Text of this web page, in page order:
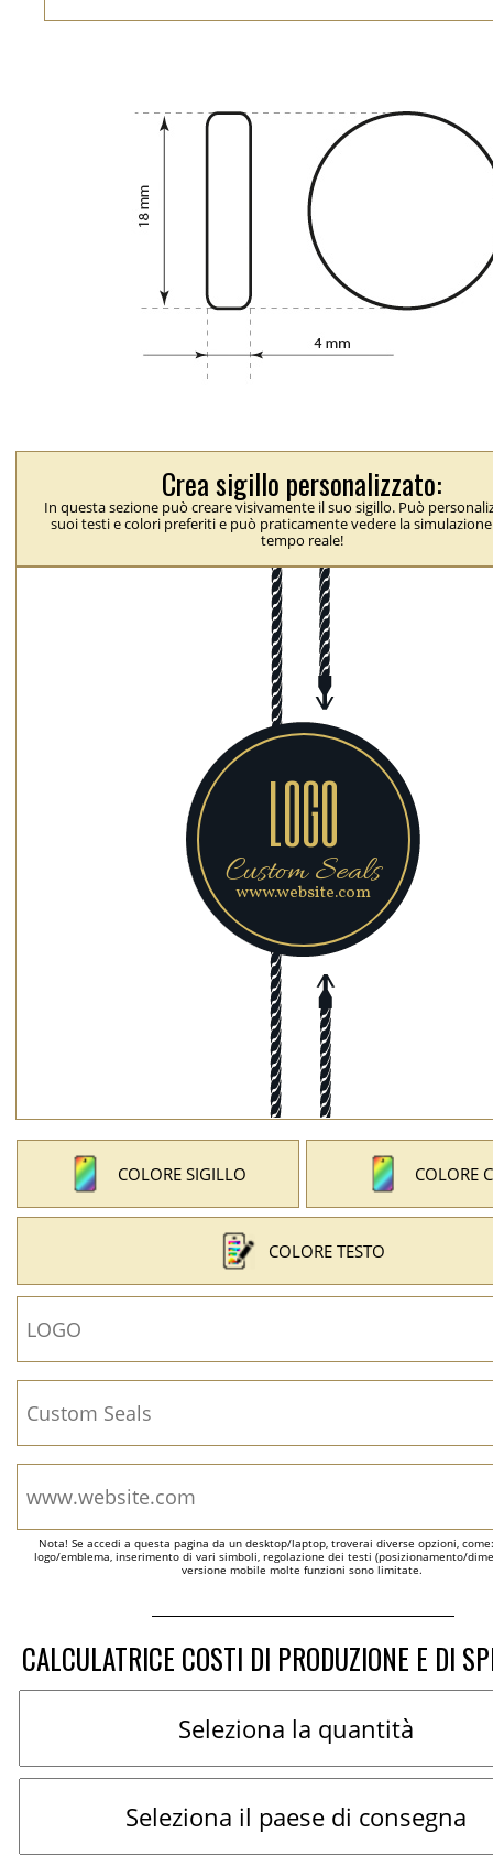
Crea sigillo personalizzato:
In questa sezione può creare visivamente il suo sigillo. Può
suoi testi e colori preferiti e può praticamente vedere la
tempo reale!
COLORE SIGILLO COLORE
COLORE TESTO
Nota! Se accedi a questa pagina da un desktop/laptop, troverai diverse opzioni,
logo/emblema, inserimento di vari simboli, regolazione dei testi (posizionamento/
versione mobile molte funzioni sono limitate.
CALCULATRICE COSTI DI PRODUZIONE E DI